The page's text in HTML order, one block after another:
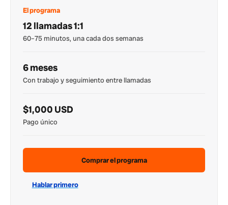
El programa
12 llamadas 1:1
60–75 minutos, una cada dos semanas
6 meses
Con trabajo y seguimiento entre llamadas
$1,000 USD
Pago único
Comprar el programa
Hablar primero